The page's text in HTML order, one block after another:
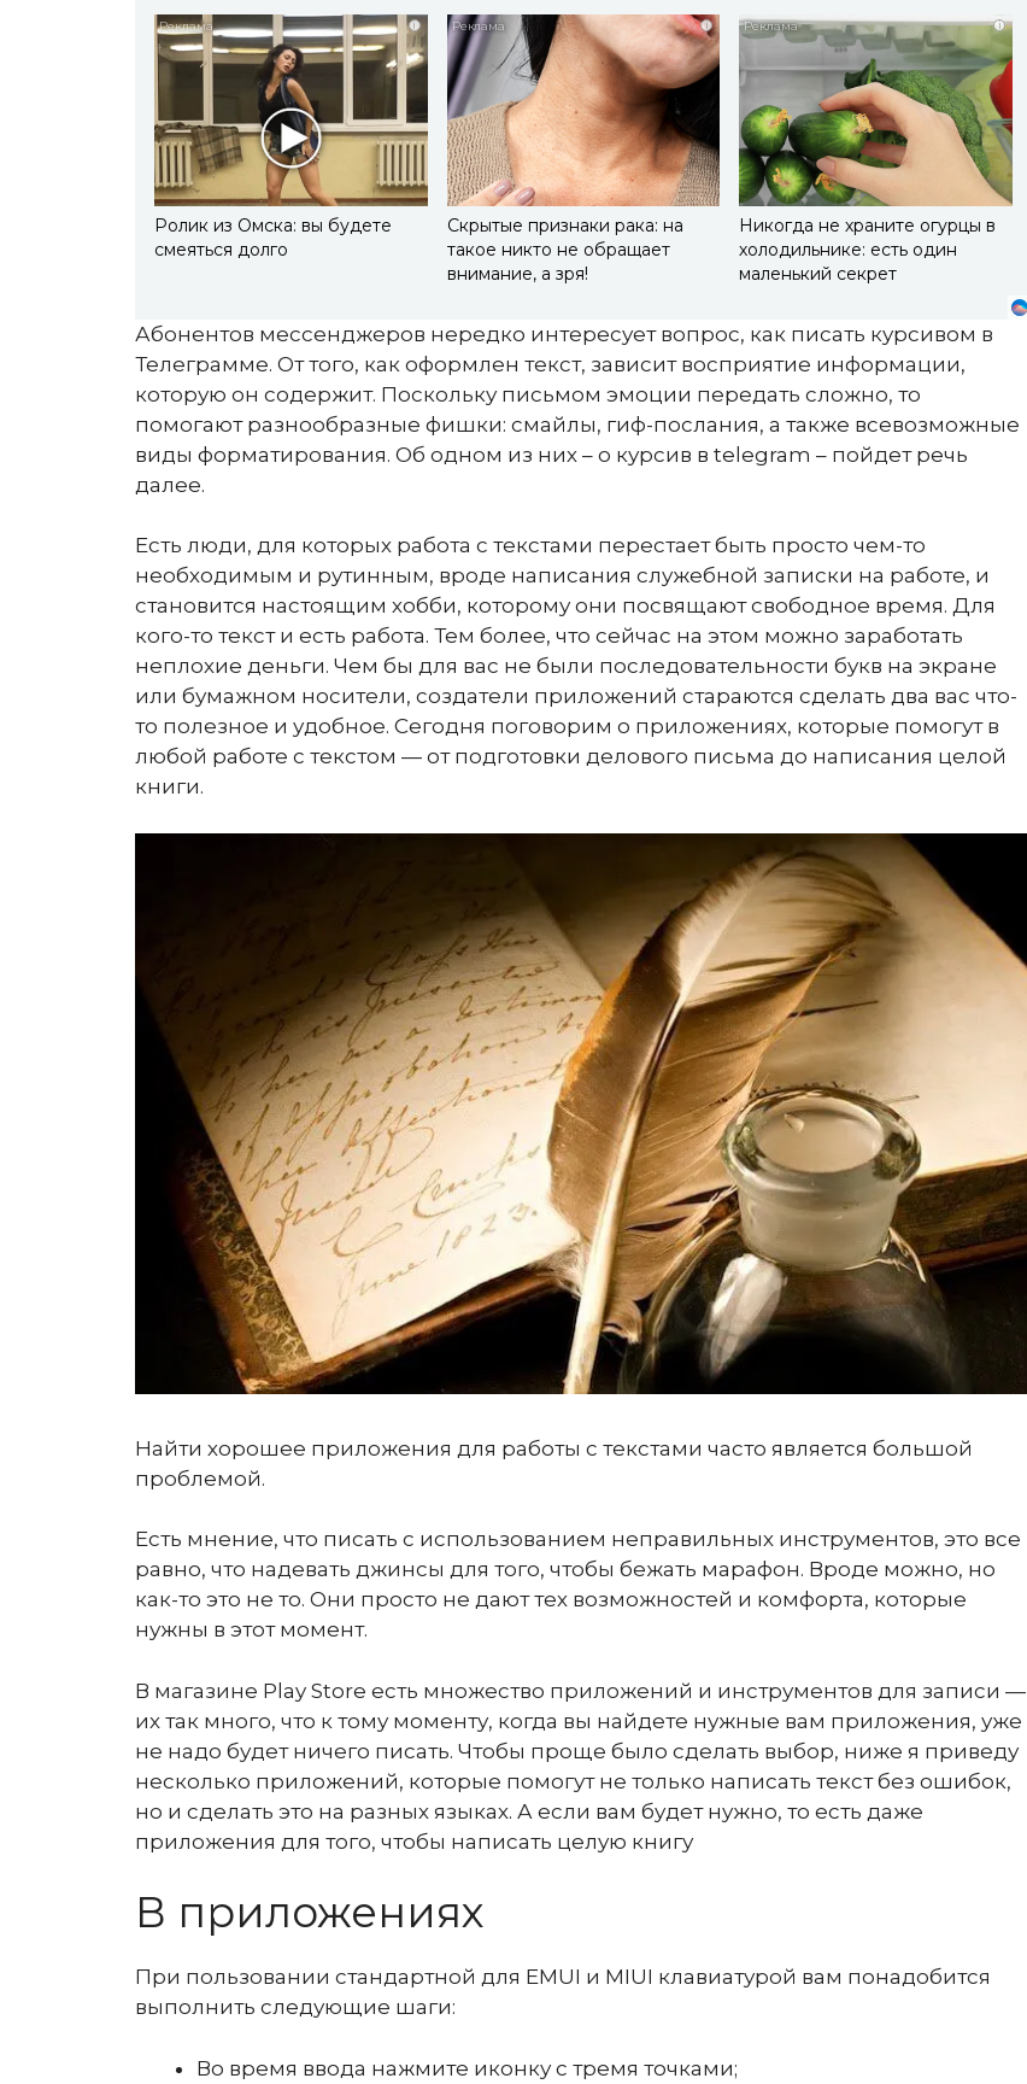
i
Ролик из Омска: вы будете
смеяться долго
i
Скрытые признаки рака: на
такое никто не обращает
внимание, а зря!
i
Никогда не храните огурцы в
холодильнике: есть один
маленький секрет
Абонентов мессенджеров нередко интересует вопрос, как писать курсивом в
Телеграмме. От того, как оформлен текст, зависит восприятие информации,
которую он содержит. Поскольку письмом эмоции передать сложно, то
помогают разнообразные фишки: смайлы, гиф-послания, а также всевозможные
виды форматирования. Об одном из них – о курсив в telegram – пойдет речь
далее.
Есть люди, для которых работа с текстами перестает быть просто чем-то
необходимым и рутинным, вроде написания служебной записки на работе, и
становится настоящим хобби, которому они посвящают свободное время. Для
кого-то текст и есть работа. Тем более, что сейчас на этом можно заработать
неплохие деньги. Чем бы для вас не были последовательности букв на экране
или бумажном носители, создатели приложений стараются сделать два вас что-
то полезное и удобное. Сегодня поговорим о приложениях, которые помогут в
любой работе с текстом — от подготовки делового письма до написания целой
книги.
Найти хорошее приложения для работы с текстами часто является большой
проблемой.
Есть мнение, что писать с использованием неправильных инструментов, это все
равно, что надевать джинсы для того, чтобы бежать марафон. Вроде можно, но
как-то это не то. Они просто не дают тех возможностей и комфорта, которые
нужны в этот момент.
В магазине Play Store есть множество приложений и инструментов для записи —
их так много, что к тому моменту, когда вы найдете нужные вам приложения, уже
не надо будет ничего писать. Чтобы проще было сделать выбор, ниже я приведу
несколько приложений, которые помогут не только написать текст без ошибок,
но и сделать это на разных языках. А если вам будет нужно, то есть даже
приложения для того, чтобы написать целую книгу
В приложениях
При пользовании стандартной для EMUI и MIUI клавиатурой вам понадобится
выполнить следующие шаги:
Во время ввода нажмите иконку с тремя точками;